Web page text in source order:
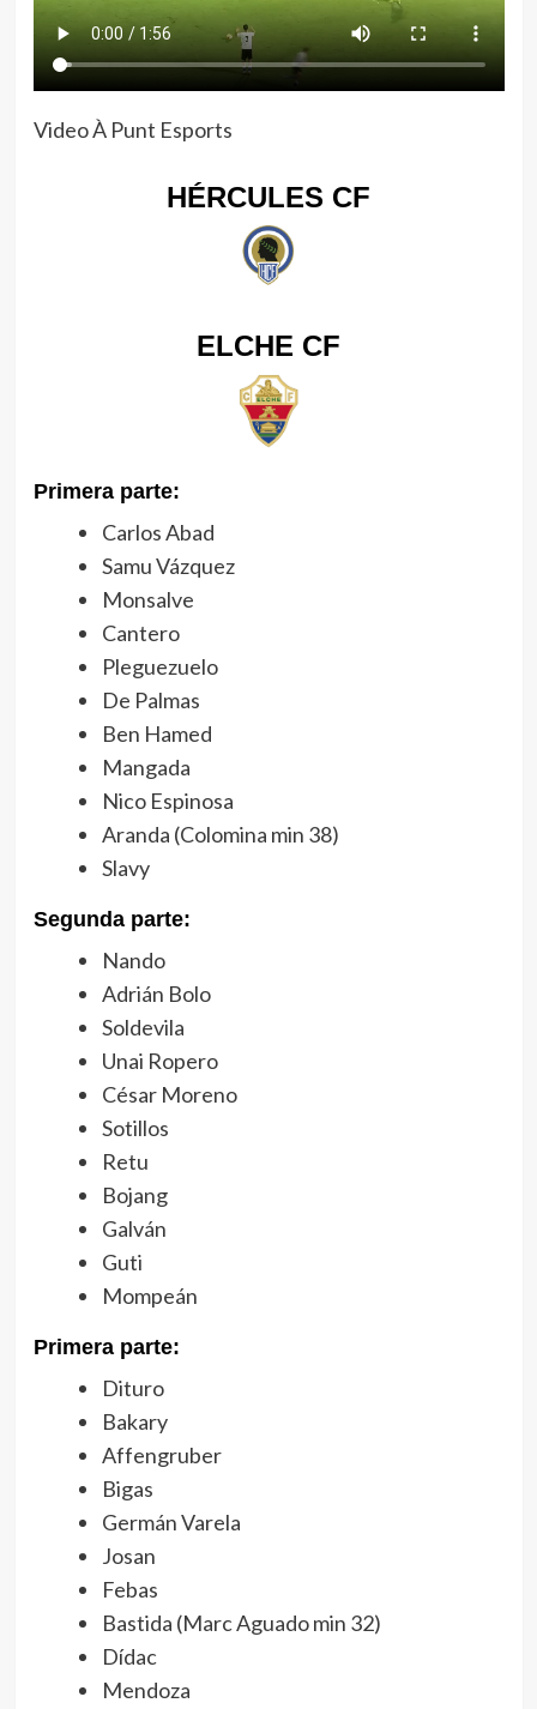
Video À Punt Esports
HÉRCULES CF
ELCHE CF
Primera parte:
Carlos Abad
Samu Vázquez
Monsalve
Cantero
Pleguezuelo
De Palmas
Ben Hamed
Mangada
Nico Espinosa
Aranda (Colomina min 38)
Slavy
Segunda parte:
Nando
Adrián Bolo
Soldevila
Unai Ropero
César Moreno
Sotillos
Retu
Bojang
Galván
Guti
Mompeán
Primera parte:
Dituro
Bakary
Affengruber
Bigas
Germán Varela
Josan
Febas
Bastida (Marc Aguado min 32)
Dídac
Mendoza